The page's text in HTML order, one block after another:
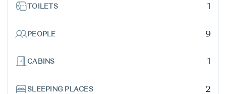
TOILETS 1
PEOPLE 9
CABINS 1
SLEEPING PLACES 2